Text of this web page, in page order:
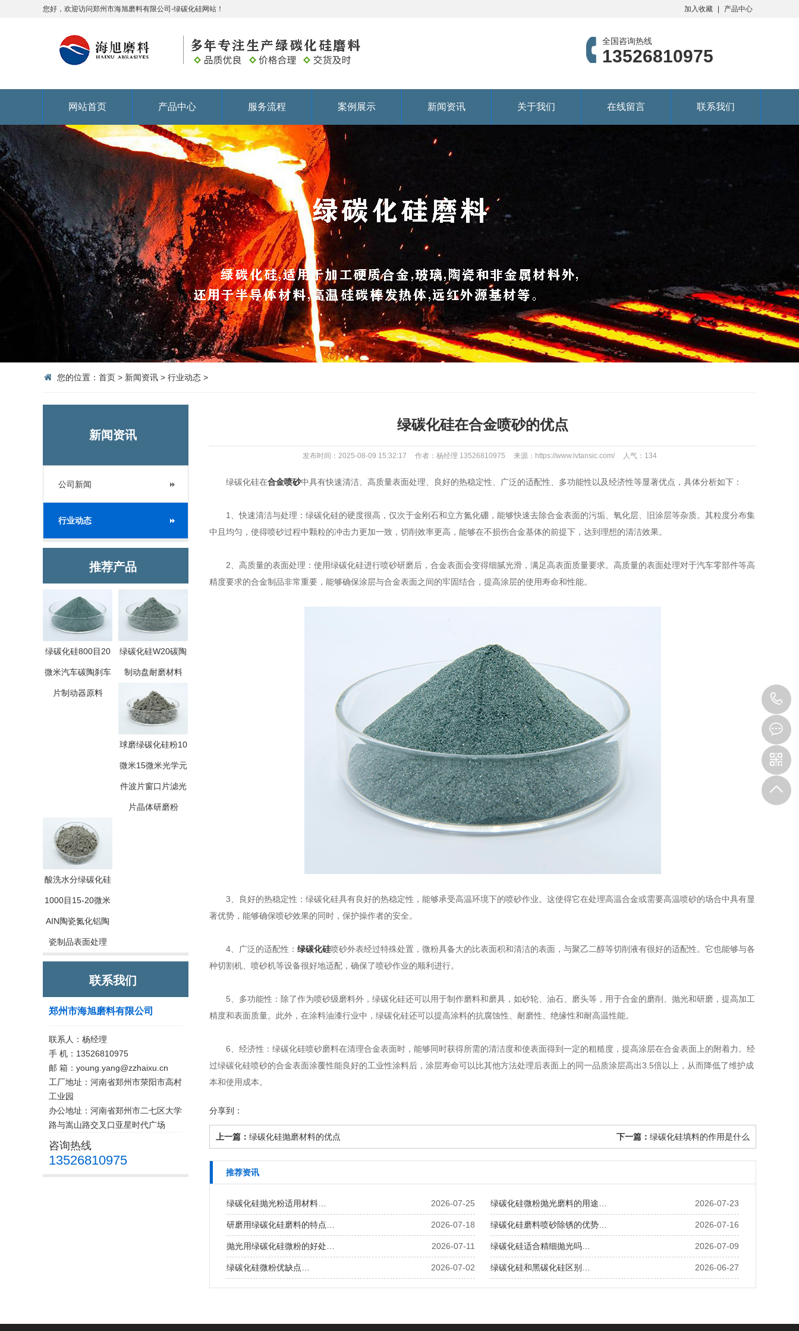
您好，欢迎访问郑州市海旭磨料有限公司-绿碳化硅网站！ 加入收藏 产品中心
全国咨询热线
13526810975
网站首页 产品中心 服务流程 案例展示 新闻资讯 关于我们 在线留言 联系我们
您的位置： 首页 > 新闻资讯 > 行业动态 >
新闻资讯
公司新闻
行业动态
推荐产品
绿碳化硅800目20
微米汽车碳陶刹车
片制动器原料
绿碳化硅W20碳陶
制动盘耐磨材料
球磨绿碳化硅粉10
微米15微米光学元
件波片窗口片滤光
片晶体研磨粉
酸洗水分绿碳化硅
1000目15-20微米
AIN陶瓷氮化铝陶
瓷制品表面处理
联系我们
郑州市海旭磨料有限公司
联系人：杨经理
手 机：13526810975
邮 箱：young.yang@zzhaixu.cn
工厂地址：河南省郑州市荥阳市高村
工业园
办公地址：河南省郑州市二七区大学
路与嵩山路交叉口亚星时代广场
咨询热线
13526810975
绿碳化硅在合金喷砂的优点
发布时间：2025-08-09 15:32:17 作者：杨经理 13526810975 来源：https://www.lvtansic.com/ 人气： 134
绿碳化硅在合金喷砂中具有快速清洁、高质量表面处理、良好的热稳定性、广泛的适配性、多功能性以及经济性等显著优点，具体分析如下：
1、快速清洁与处理：绿碳化硅的硬度很高，仅次于金刚石和立方氮化硼，能够快速去除合金表面的污垢、氧化层、旧涂层等杂质。其粒度分布集
中且均匀，使得喷砂过程中颗粒的冲击力更加一致，切削效率更高，能够在不损伤合金基体的前提下，达到理想的清洁效果。
2、高质量的表面处理：使用绿碳化硅进行喷砂研磨后，合金表面会变得细腻光滑，满足高表面质量要求。高质量的表面处理对于汽车零部件等高
精度要求的合金制品非常重要，能够确保涂层与合金表面之间的牢固结合，提高涂层的使用寿命和性能。
3、良好的热稳定性：绿碳化硅具有良好的热稳定性，能够承受高温环境下的喷砂作业。这使得它在处理高温合金或需要高温喷砂的场合中具有显
著优势，能够确保喷砂效果的同时，保护操作者的安全。
4、广泛的适配性： 绿碳化硅喷砂外表经过特殊处置，微粉具备大的比表面积和清洁的表面，与聚乙二醇等切削液有很好的适配性。它也能够与各
种切割机、喷砂机等设备很好地适配，确保了喷砂作业的顺利进行。
5、多功能性：除了作为喷砂级磨料外，绿碳化硅还可以用于制作磨料和磨具，如砂轮、油石、磨头等，用于合金的磨削、抛光和研磨，提高加工
精度和表面质量。此外，在涂料油漆行业中，绿碳化硅还可以提高涂料的抗腐蚀性、耐磨性、绝缘性和耐高温性能。
6、经济性：绿碳化硅喷砂磨料在清理合金表面时，能够同时获得所需的清洁度和使表面得到一定的粗糙度，提高涂层在合金表面上的附着力。经
过绿碳化硅喷砂的合金表面涂覆性能良好的工业性涂料后，涂层寿命可以比其他方法处理后表面上的同一品质涂层高出3.5倍以上，从而降低了维护成
本和使用成本。
分享到：
上一篇： 绿碳化硅抛磨材料的优点 下一篇： 绿碳化硅填料的作用是什么
推荐资讯
2026-07-25
绿碳化硅抛光粉适用材料… 2026-07-23
绿碳化硅微粉抛光磨料的用途…
2026-07-18
研磨用绿碳化硅磨料的特点… 2026-07-16
绿碳化硅磨料喷砂除锈的优势…
2026-07-11
抛光用绿碳化硅微粉的好处… 2026-07-09
绿碳化硅适合精细抛光吗…
2026-07-02
绿碳化硅微粉优缺点… 2026-06-27
绿碳化硅和黑碳化硅区别…